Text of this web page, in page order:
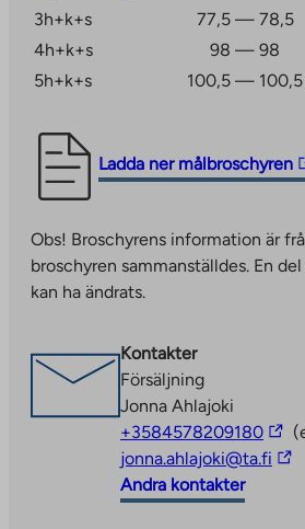
3h+k+s
77,5 — 78,5
4h+k+s
98 — 98
5h+k+s
100,5 — 100,5
Ladda ner målbroschyren
The
link
you
to
an
site.
Link
opens
in
new
tab
Obs! Broschyrens information är
broschyren sammanställdes. En
kan ha ändrats.
Kontakter
Försäljning
Jonna Ahlajoki
+3584578209180The
link
jonna.ahlajoki@ta.fi The
Andra kontakter